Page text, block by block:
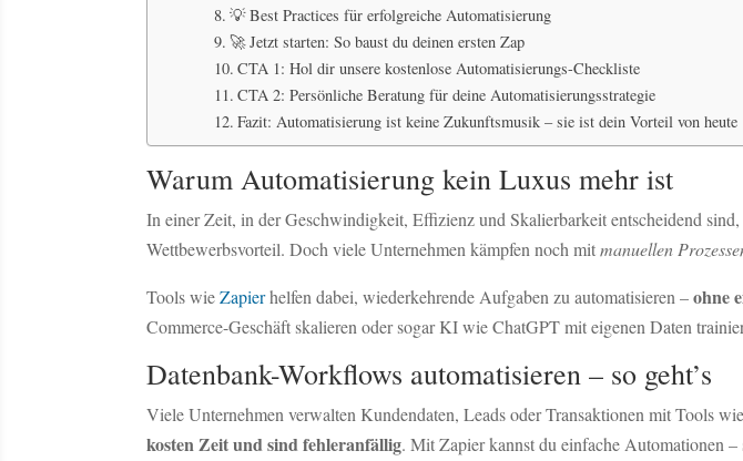
💡 Best Practices für erfolgreiche Automatisierung
🚀 Jetzt starten: So baust du deinen ersten Zap
CTA 1: Hol dir unsere kostenlose Automatisierungs-Checkliste
CTA 2: Persönliche Beratung für deine Automatisierungsstrategie
Fazit: Automatisierung ist keine Zukunftsmusik – sie ist dein Vorteil von heute
Warum Automatisierung kein Luxus mehr ist
In einer Zeit, in der Geschwindigkeit, Effizienz und Skalierbarkeit entscheidend
Wettbewerbsvorteil. Doch viele Unternehmen kämpfen noch mitmanuellen
Tools wieZapierhelfen dabei, wiederkehrende Aufgaben zu automatisieren –ohne
Commerce-Geschäft skalieren oder sogar KI wie ChatGPT mit eigenen Daten
Datenbank-Workflows automatisieren – so geht’s
Viele Unternehmen verwalten Kundendaten, Leads oder Transaktionen mit Tools
kosten Zeit und sind fehleranfällig. Mit Zapier kannst du einfache Automationen